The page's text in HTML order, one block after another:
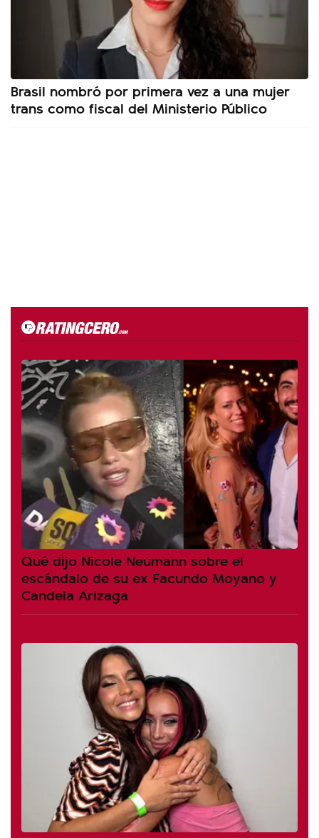
Brasil nombró por primera vez a una mujer
trans como fiscal del Ministerio Público
Qué dijo Nicole Neumann sobre el
escándalo de su ex Facundo Moyano y
Candela Arizaga